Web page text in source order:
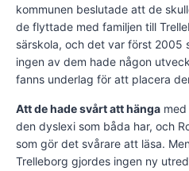
kommunen beslutade att de
de flyttade med familjen till
särskola, och det var först 2005
ingen av dem hade någon
fanns underlag för att placera
Att de hade svårt att hänga
den dyslexi som båda har, och
som gör det svårare att läsa.
Trelleborg gjordes ingen ny